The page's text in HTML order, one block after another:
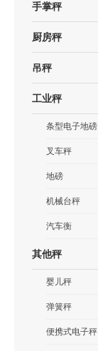
手掌秤
厨房秤
吊秤
工业秤
条型电子地磅
叉车秤
地磅
机械台秤
汽车衡
其他秤
婴儿秤
弹簧秤
便携式电子秤